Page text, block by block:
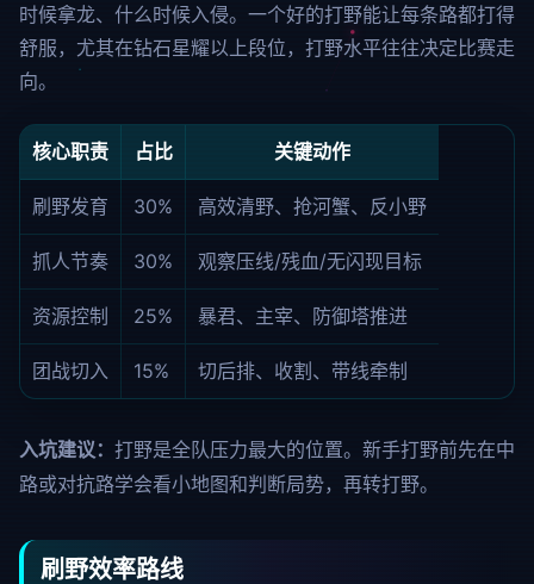
时候拿龙、什么时候入侵。一个好的打野能让每条路都打得
舒服，尤其在钻石星耀以上段位，打野水平往往决定比赛走
向。
核心职责 占比 关键动作
刷野发育 30% 高效清野、抢河蟹、反小野
抓人节奏 30% 观察压线/残血/无闪现目标
资源控制 25% 暴君、主宰、防御塔推进
团战切入 15% 切后排、收割、带线牵制
入坑建议： 打野是全队压力最大的位置。新手打野前先在中
路或对抗路学会看小地图和判断局势，再转打野。
刷野效率路线